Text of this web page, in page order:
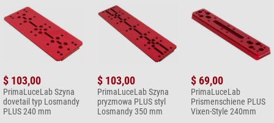
$ 103,00
PrimaLuceLab Szyna
dovetail typ Losmandy
PLUS 240 mm
$ 103,00
PrimaLuceLab Szyna
pryzmowa PLUS styl
Losmandy 350 mm
$ 69,00
PrimaLuceLab
Prismenschiene PLUS
Vixen-Style 240mm